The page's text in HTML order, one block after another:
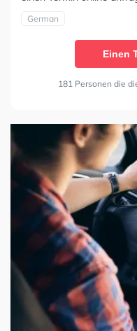
German
Einen
181 Personen die